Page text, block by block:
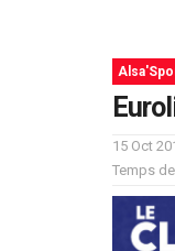
15 Oct
Temps